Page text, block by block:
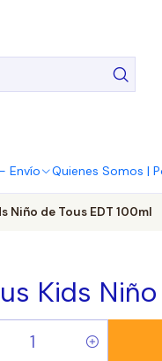
Envío Quienes Somos |
Niño de Tous EDT 100ml
Kids